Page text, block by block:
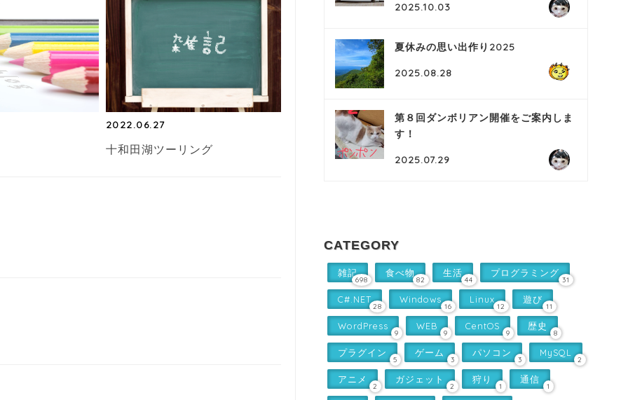
2022.06.27
十和田湖ツーリング
2025.10.03
夏休みの思い出作り2025
2025.08.28
第８回ダンボリアン開催をご案内しま
す！
2025.07.29
CATEGORY
雑記
698
食べ物
82
生活
44
プログラミング
31
C#.NET
28
Windows
16
Linux
12
遊び
11
WordPress
9
WEB
9
CentOS
9
歴史
8
プラグイン
5
ゲーム
3
パソコン
3
MySQL
2
アニメ
2
ガジェット
2
狩り
1
通信
1